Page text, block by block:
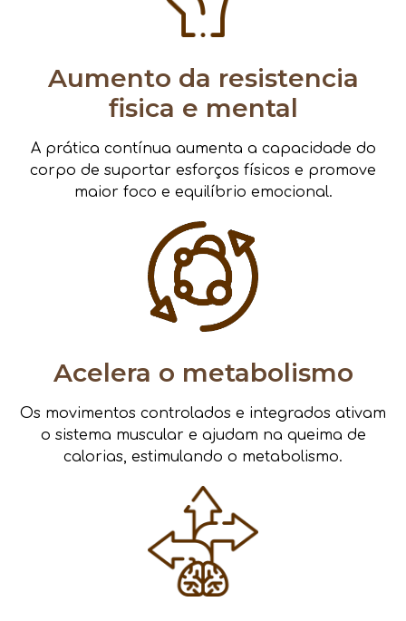
Aumento da resistencia
fisica e mental
A prática contínua aumenta a capacidade do
corpo de suportar esforços físicos e promove
maior foco e equilíbrio emocional.
Acelera o metabolismo
Os movimentos controlados e integrados ativam
o sistema muscular e ajudam na queima de
calorias, estimulando o metabolismo.